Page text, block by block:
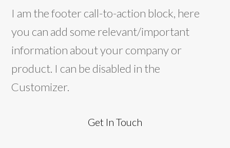
I am the footer call-to-action block, here
you can add some relevant/important
information about your company or
product. I can be disabled in the
Customizer.
Get In Touch